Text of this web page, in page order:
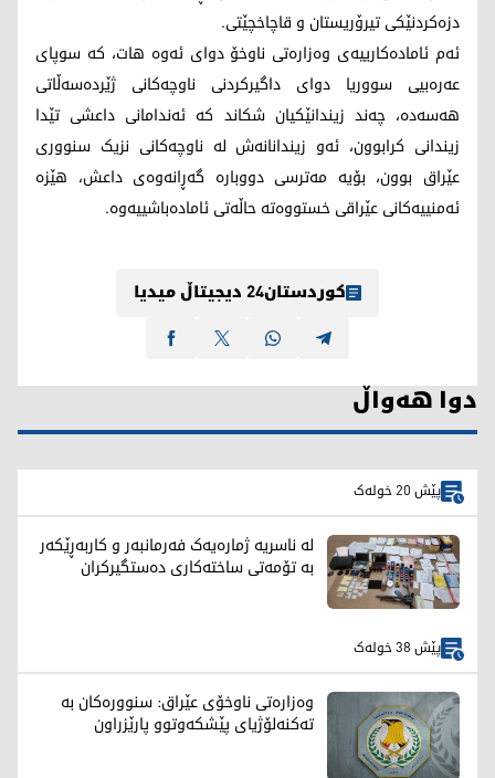
دزەکردنێکی تیرۆریستان و قاچاخچێتی.
ئەم ئامادەکارییەی وەزارەتی ناوخۆ دوای ئەوە هات، کە سوپای
عەرەبیی سووریا دوای داگیرکردنی ناوچەکانی ژێردەسەڵاتی
هەسەدە، چەند زیندانێکیان شکاند کە ئەندامانی داعشی تێدا
زیندانی کرابوون، ئەو زیندانانەش لە ناوچەکانی نزیک سنووری
عێراق بوون، بۆیە مەترسی دووبارە گەڕانەوەی داعش، هێزە
ئەمنییەکانی عێراقی خستووەتە حاڵەتی ئامادەباشییەوە.
کوردستان24 دیجیتاڵ میدیا
دوا هەواڵ
پێش 20 خولەک
لە ناسریە ژمارەیەک فەرمانبەر و کاربەڕێکەر
بە تۆمەتی ساختەکاری دەستگیرکران
پێش 38 خولەک
وەزارەتی ناوخۆی عێراق: سنوورەکان بە
تەکنەلۆژیای پێشکەوتوو پارێزراون